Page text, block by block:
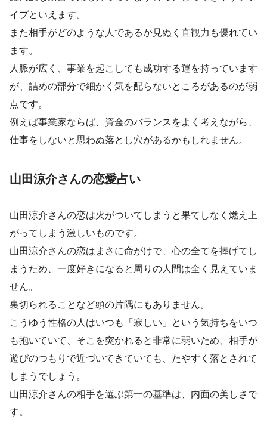
イプといえます。
また相手がどのような人であるか見ぬく直観力も優れてい
ます。
人脈が広く、事業を起こしても成功する運を持っています
が、詰めの部分で細かく気を配らないところがあるのが弱
点です。
例えば事業家ならば、資金のバランスをよく考えながら、
仕事をしないと思わぬ落とし穴があるかもしれません。
山田涼介さんの恋愛占い
山田涼介さんの恋は火がついてしまうと果てしなく燃え上
がってしまう激しいものです。
山田涼介さんの恋はまさに命がけで、心の全てを捧げてし
まうため、一度好きになると周りの人間は全く見えていま
せん。
裏切られることなど頭の片隅にもありません。
こうゆう性格の人はいつも「寂しい」という気持ちをいつ
も抱いていて、そこを突かれると非常に弱いため、相手が
遊びのつもりで近づいてきていても、たやすく落とされて
しまうでしょう。
山田涼介さんの相手を選ぶ第一の基準は、内面の美しさで
す。